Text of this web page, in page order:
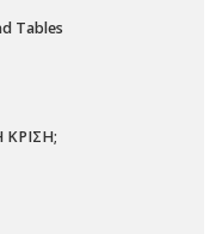
Tables
ΚΡΙΣΗ;